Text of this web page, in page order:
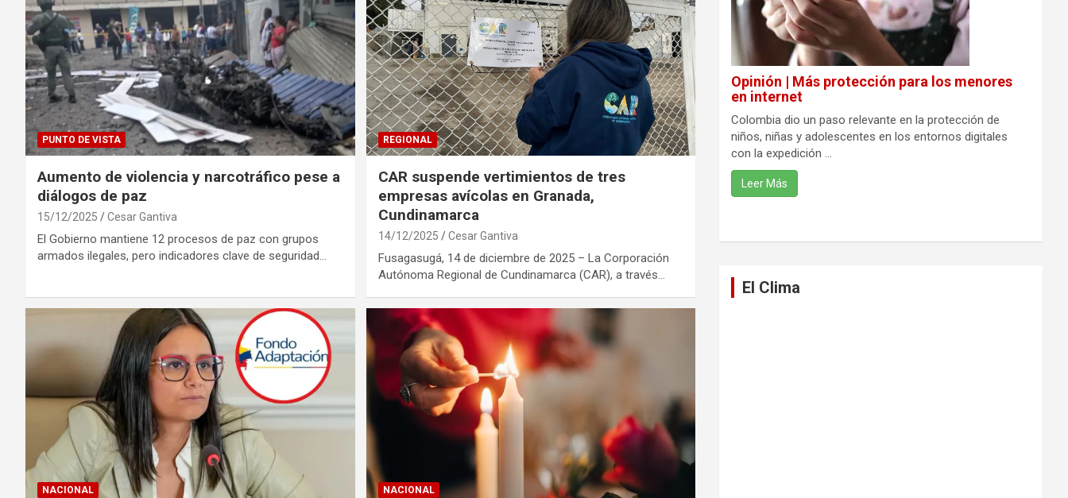
PUNTO DE VISTA
Aumento de violencia y narcotráfico pese a
diálogos de paz
15/12/2025 Cesar Gantiva
El Gobierno mantiene 12 procesos de paz con grupos
armados ilegales, pero indicadores clave de seguridad…
REGIONAL
CAR suspende vertimientos de tres
empresas avícolas en Granada,
Cundinamarca
14/12/2025 Cesar Gantiva
Fusagasugá, 14 de diciembre de 2025 – La Corporación
Autónoma Regional de Cundinamarca (CAR), a través…
NACIONAL NACIONAL
Opinión | Más protección para los menores
en internet
Colombia dio un paso relevante en la protección de
niños, niñas y adolescentes en los entornos digitales
con la expedición ...
Leer Más
El Clima